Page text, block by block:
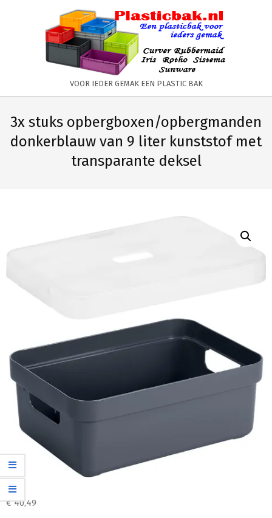
PLASTICBAK.NL
VOOR IEDER GEMAK EEN PLASTIC BAK
Navigation
Menu
Navigation
Menu
3x stuks opbergboxen/opbergmanden
donkerblauw van 9 liter kunststof met
transparante deksel
€40,49